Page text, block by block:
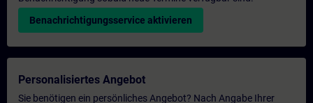
Benachrichtigungsservice aktivieren
Personalisiertes Angebot
Sie benötigen ein persönliches Angebot? Nach Angabe Ihrer